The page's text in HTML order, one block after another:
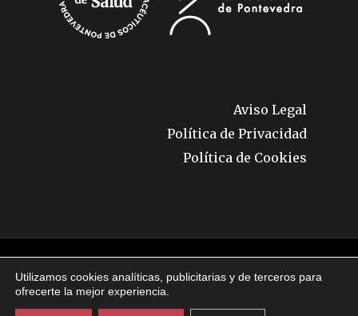
Aviso Legal
Política de Privacidad
Política de Cookies
reservados.
Utilizamos cookies analíticas, publicitarias y de terceros para
ofrecerte la mejor experiencia.